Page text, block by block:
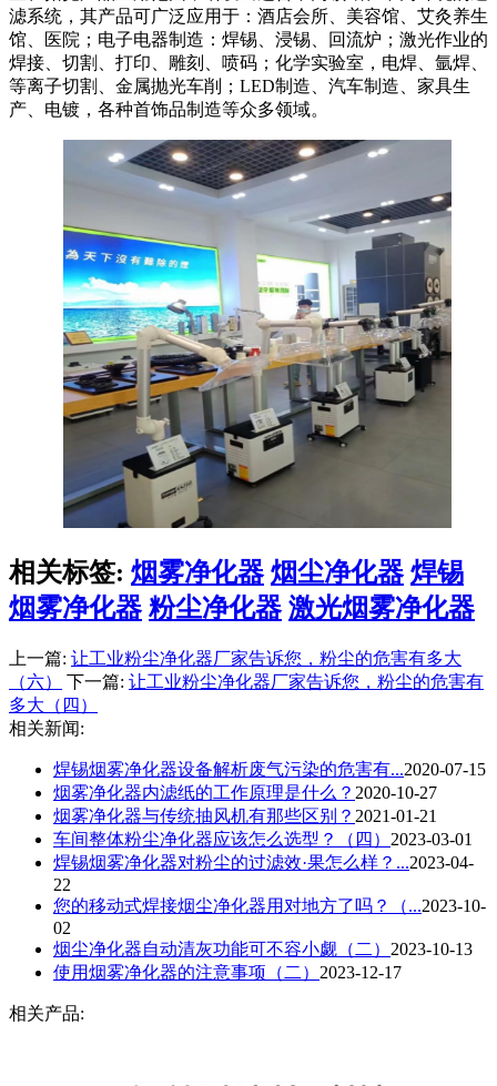
滤系统，其产品可广泛应用于：酒店会所、美容馆、艾灸养生
馆、医院；电子电器制造：焊锡、浸锡、回流炉；激光作业的
焊接、切割、打印、雕刻、喷码；化学实验室，电焊、氩焊、
等离子切割、金属抛光车削；LED制造、汽车制造、家具生
产、电镀，各种首饰品制造等众多领域。
相关标签: 烟雾净化器 烟尘净化器 焊锡
烟雾净化器 粉尘净化器 激光烟雾净化器
上一篇: 让工业粉尘净化器厂家告诉您，粉尘的危害有多大
（六）
下一篇: 让工业粉尘净化器厂家告诉您，粉尘的危害有
多大（四）
相关新闻:
焊锡烟雾净化器​设备解析废气污染的危害有... 2020-07-15
烟雾净化器内滤纸的工作原理是什么？ 2020-10-27
烟雾净化器与传统抽风机有那些区别？ 2021-01-21
车间整体粉尘净化器应该怎么选型？（四） 2023-03-01
焊锡烟雾净化器对粉尘的过滤效·果怎么样？... 2023-04-
22
您的移动式焊接烟尘净化器用对地方了吗？（... 2023-10-
02
烟尘净化器自动清灰功能可不容小觑（二） 2023-10-13
使用烟雾净化器的注意事项（二） 2023-12-17
相关产品: